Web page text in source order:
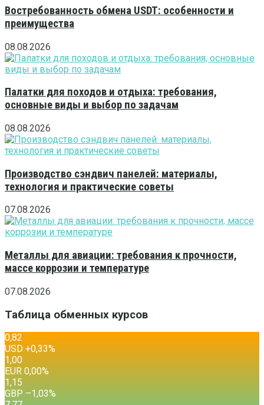
Востребованность обмена USDT: особенности и
преимущества
08.08.2026
Палатки для походов и отдыха: требования,
основные виды и выбор по задачам
08.08.2026
Производство сэндвич панелей: материалы,
технология и практические советы
07.08.2026
Металлы для авиации: требования к прочности,
массе коррозии и температуре
07.08.2026
Таблица обменных курсов
0,82
USD +0,33%
1,00
EUR 0,00%
1,15
GBP –1,03%